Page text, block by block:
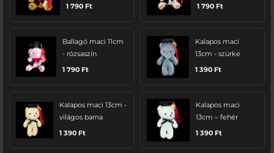
1 790 Ft
1 790 Ft
Ballagó maci 11cm
- rózsaszín
1 790 Ft
Kalapos maci
13cm - szürke
1 390 Ft
Kalapos maci 13cm -
világos barna
1 390 Ft
Kalapos maci
13cm – fehér
1 390 Ft